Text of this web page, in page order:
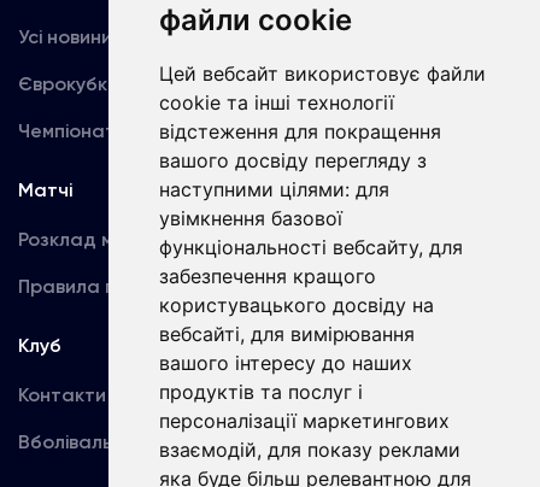
файли cookie
Цей вебсайт використовує файли
cookie та інші технології
відстеження для покращення
вашого досвіду перегляду з
наступними цілями: для
увімкнення базової
функціональності вебсайту, для
забезпечення кращого
користувацького досвіду на
вебсайті, для вимірювання
вашого інтересу до наших
продуктів та послуг і
персоналізації маркетингових
взаємодій, для показу реклами
яка буде більш релевантною для
Усі новини
Єврокубки
Чемпіонат України
Динамо TV
Фотогалерея
Акредитація
Матчі
Розклад матчів
Правила поведінки
Команда
Перша команда
U19
Клуб
Контакти
Вболівальникам